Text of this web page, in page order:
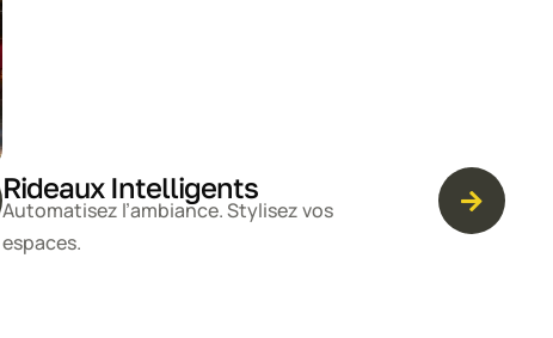
Rideaux Intelligents
Automatisez l’ambiance. Stylisez vos
espaces.